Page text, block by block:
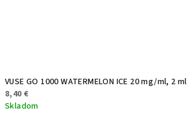
VUSE GO 1000 WATERMELON ICE 20 mg/ml, 2 ml
8,40 €
Skladom